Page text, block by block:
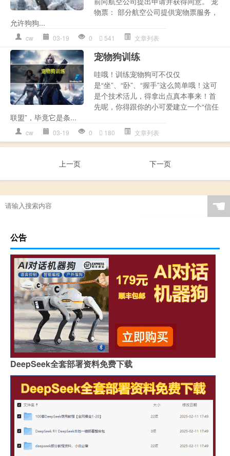
物票： 部分航空公司提供宠物票服务，
允许狗狗...
cw 03-19 0 541 文章列表
宠物狗训练
哇哦！训练宠物狗可不仅仅
是“坐”、“卧”、“握手”这么简单哦！这可
是个技术活儿，得拿出点真本事来！首
先呢，你得跟你的小可爱建立一个“信任
联盟”，毕竟它是条...
cw 03-19 0 180 文章列表
上一页 下一页
☚
公告
DeepSeek全套部署资料免费下载